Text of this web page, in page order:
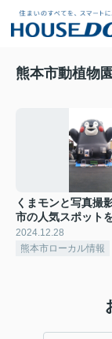
熊本市動植物
くまモンと写真撮
市の人気スポット
2024.12.28
熊本市ローカル情報